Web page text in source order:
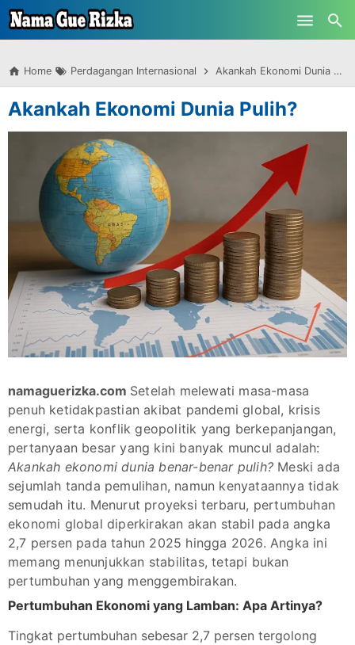
-->
Skip to main content
Home Perdagangan Internasional Akankah Ekonomi Dunia Pulih?
Akankah Ekonomi Dunia Pulih?
namaguerizka.com Setelah melewati masa-masa
penuh ketidakpastian akibat pandemi global, krisis
energi, serta konflik geopolitik yang berkepanjangan,
pertanyaan besar yang kini banyak muncul adalah:
Akankah ekonomi dunia benar-benar pulih? Meski ada
sejumlah tanda pemulihan, namun kenyataannya tidak
semudah itu. Menurut proyeksi terbaru, pertumbuhan
ekonomi global diperkirakan akan stabil pada angka
2,7 persen pada tahun 2025 hingga 2026. Angka ini
memang menunjukkan stabilitas, tetapi bukan
pertumbuhan yang menggembirakan.
Pertumbuhan Ekonomi yang Lamban: Apa Artinya?
Tingkat pertumbuhan sebesar 2,7 persen tergolong